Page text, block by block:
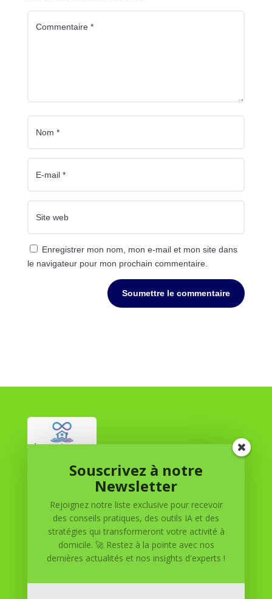
Enregistrer mon nom, mon e-mail et mon site dans
le navigateur pour mon prochain commentaire.
Soumettre le commentaire
Réussite à Domicile
Réussite à Domicile est votre partenaire de confiance
pour atteindre vos objectifs depuis le confort de votre
maison. Nous offrons des solutions personnalisées pour
vous aider à réussir.
Souscrivez à notre
Newsletter
Rejoignez notre liste exclusive pour recevoir
des conseils pratiques, des outils IA et des
stratégies qui transformeront votre activité à
domicile. 🚀 Restez à la pointe avec nos
dernières actualités et nos insights d'experts !